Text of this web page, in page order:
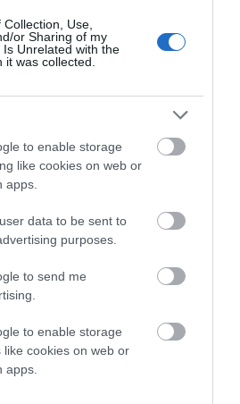
Use,
or Sharing of my
Unrelated with the
was collected.
to enable storage
like cookies on web or
apps.
data to be sent to
purposes.
to send me
to enable storage
like cookies on web or
apps.
στην Άνδρο με την
γραμμής) έδωσε εκ μέρους της
στον κ. Μ. Μουστάκα,
ο οποίος συνέβαλε στην
Φιλίππου.
λαμπαδηδρομία